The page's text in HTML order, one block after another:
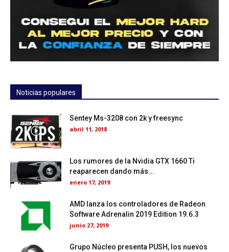
Noticias populares
Sentey Ms-3208 con 2k y freesync
abril 11, 2018
Los rumores de la Nvidia GTX 1660 Ti
reaparecen dando más...
enero 17, 2019
AMD lanza los controladores de Radeon
Software Adrenalin 2019 Edition 19.6.3
junio 27, 2019
Grupo Núcleo presenta PUSH, los nuevos